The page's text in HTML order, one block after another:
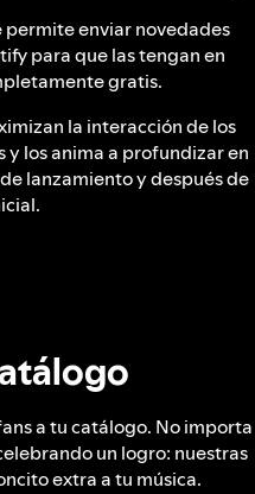
permite enviar novedades
para que las tengan en
gratis.
la interacción de los
y los anima a profundizar en
lanzamiento y después de
a tu catálogo. No importa
un logro: nuestras
extra a tu música.